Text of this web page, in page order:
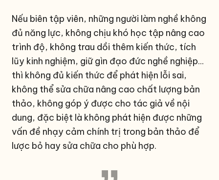
Nếu biên tập viên, những người làm nghề không
đủ năng lực, không chịu khó học tập nâng cao
trình độ, không trau dồi thêm kiến thức, tích
lũy kinh nghiệm, giữ gìn đạo đức nghề nghiệp...
thì không đủ kiến thức để phát hiện lỗi sai,
không thể sửa chữa nâng cao chất lượng bản
thảo, không góp ý được cho tác giả về nội
dung, đặc biệt là không phát hiện được những
vấn đề nhạy cảm chính trị trong bản thảo để
lược bỏ hay sửa chữa cho phù hợp.